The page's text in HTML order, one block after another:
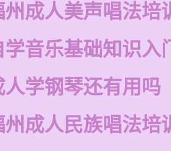
州成人美声唱法培
学音乐基础知识入
人学钢琴还有用吗
州成人民族唱法培